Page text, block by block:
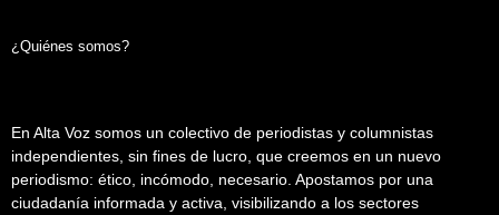
¿Quiénes somos?
En Alta Voz somos un colectivo de periodistas y columnistas
independientes, sin fines de lucro, que creemos en un nuevo
periodismo: ético, incómodo, necesario. Apostamos por una
ciudadanía informada y activa, visibilizando a los sectores